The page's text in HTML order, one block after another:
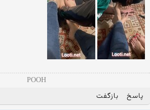
POOH
پاسخ بازگفت